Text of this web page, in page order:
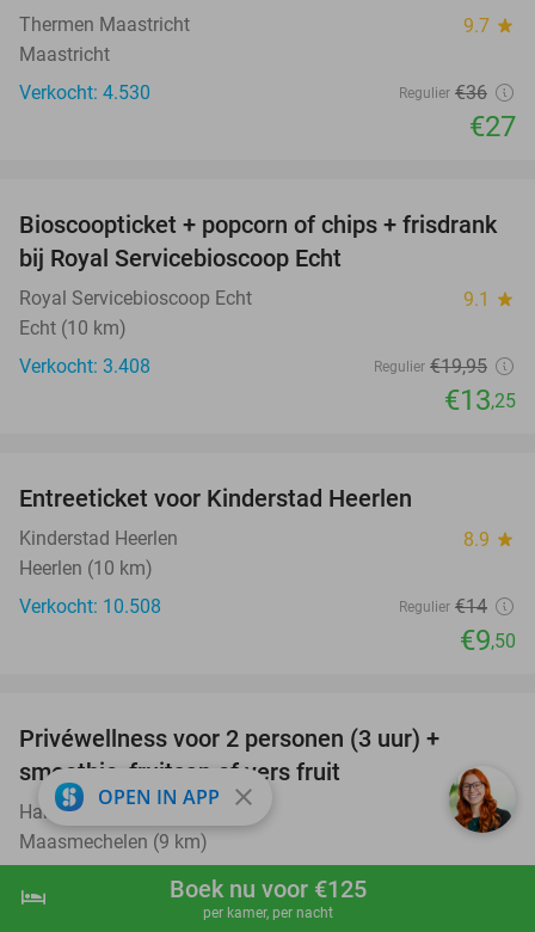
shopping_cart Boek nu
hotel Boek nu voor €125
per kamer, per nacht
Thermen Maastricht 9.7 star
Maastricht
Verkocht: 4.530
Regulier €36
€27
34%
Bioscoopticket + popcorn of chips + frisdrank
bij Royal Servicebioscoop Echt
Royal Servicebioscoop Echt 9.1 star
Echt (10 km)
Verkocht: 3.408
Regulier €19,95
€13,25
Entreeticket voor Kinderstad Heerlen
Kinderstad Heerlen 8.9 star
Heerlen (10 km)
Verkocht: 10.508
Regulier €14
€9,50
Privéwellness voor 2 personen (3 uur) +
smoothie, fruitsap of vers fruit
Hair ´n Relax 9.2star
Maasmechelen (9 km)
OPEN IN APP close